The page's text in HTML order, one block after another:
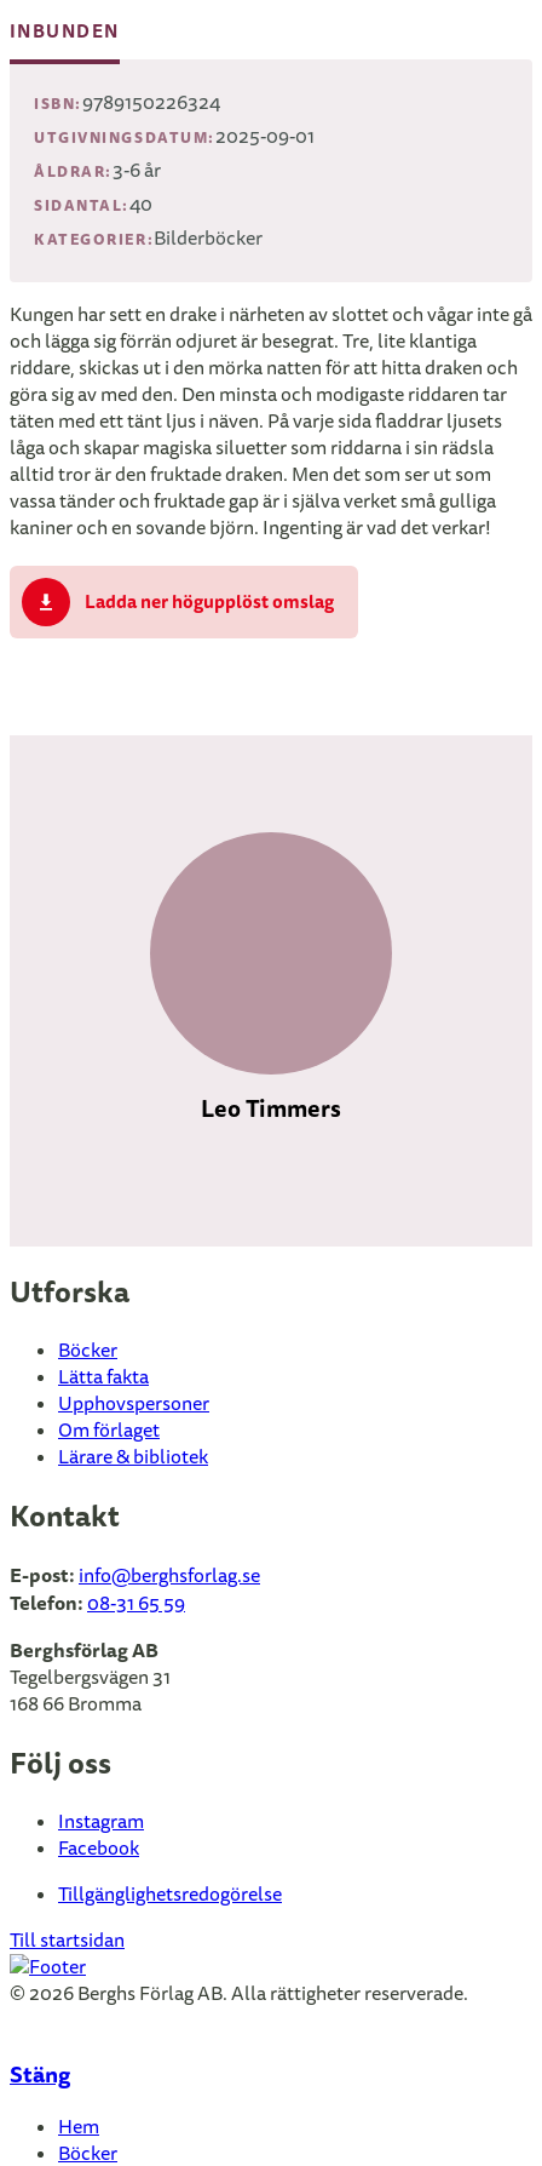
INBUNDEN
ISBN:9789150226324
UTGIVNINGSDATUM: 2025-09-01
ÅLDRAR:3-6 år
SIDANTAL:40
KATEGORIER:Bilderböcker
Kungen har sett en drake i närheten av slottet och vågar inte gå
och lägga sig förrän odjuret är besegrat. Tre, lite klantiga
riddare, skickas ut i den mörka natten för att hitta draken och
göra sig av med den. Den minsta och modigaste riddaren tar
täten med ett tänt ljus i näven. På varje sida fladdrar ljusets
låga och skapar magiska siluetter som riddarna i sin rädsla
alltid tror är den fruktade draken. Men det som ser ut som
vassa tänder och fruktade gap är i själva verket små gulliga
kaniner och en sovande björn. Ingenting är vad det verkar!
Ladda ner högupplöst omslag
Leo Timmers
Utforska
Böcker
Lätta fakta
Upphovspersoner
Om förlaget
Lärare & bibliotek
Kontakt
E-post: info@berghsforlag.se
Telefon:08-31 65 59
Berghsförlag AB
Tegelbergsvägen 31
168 66 Bromma
Följ oss
Instagram
Facebook
Tillgänglighetsredogörelse
Till startsidan
© 2026 Berghs Förlag AB. Alla rättigheter reserverade.
Stäng
Hem
Böcker